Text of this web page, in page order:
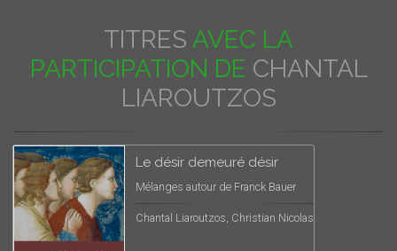
TITRES AVEC LA
PARTICIPATION DE CHANTAL
LIAROUTZOS
Le désir demeuré désir
Mélanges autour de Franck Bauer
Chantal Liaroutzos, Christian Nicolas